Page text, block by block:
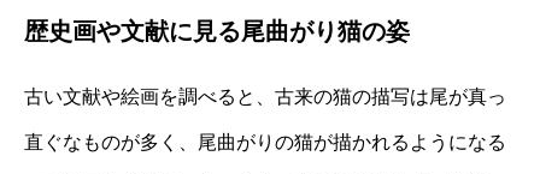
歴史画や文献に見る尾曲がり猫の姿
古い文献や絵画を調べると、古来の猫の描写は尾が真っ
直ぐなものが多く、尾曲がりの猫が描かれるようになる